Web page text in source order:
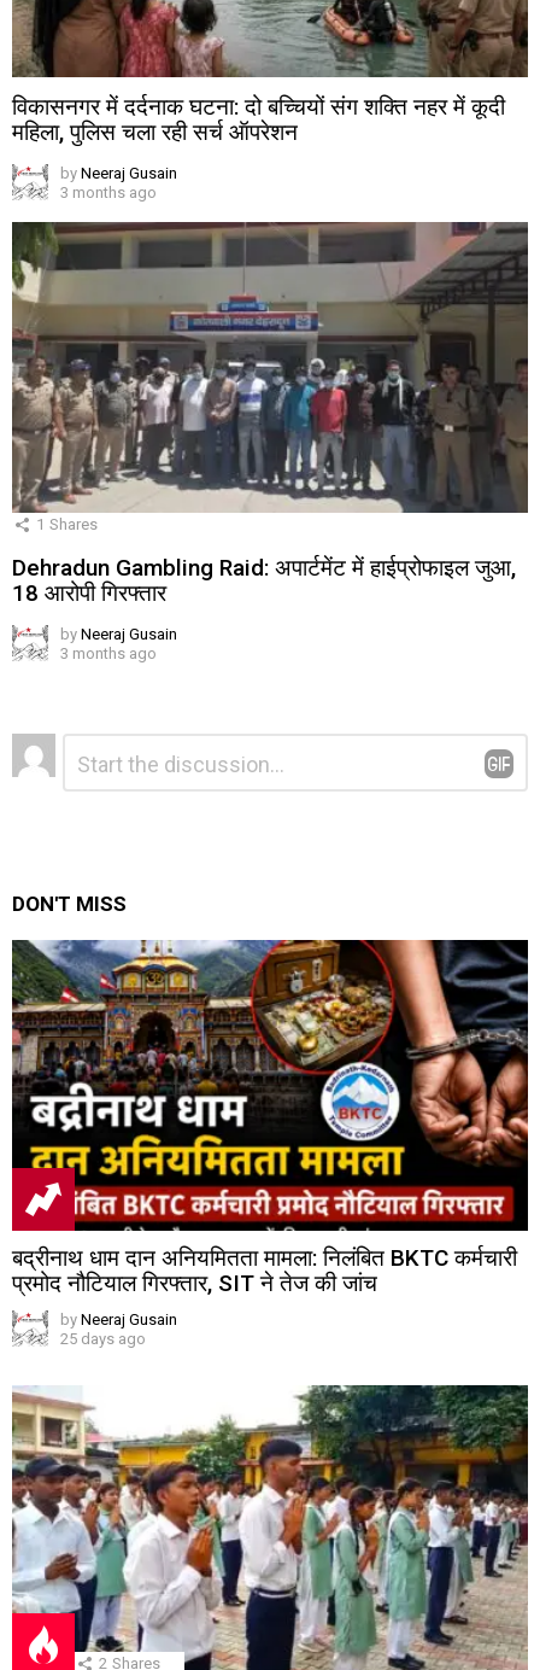
विकासनगर में दर्दनाक घटना: दो बच्चियों संग शक्ति नहर में कूदी
महिला, पुलिस चला रही सर्च ऑपरेशन
by Neeraj Gusain
3 months ago
1 Shares
Dehradun Gambling Raid: अपार्टमेंट में हाईप्रोफाइल जुआ,
18 आरोपी गिरफ्तार
by Neeraj Gusain
3 months ago
Leave
a
Reply
Comment
DON'T MISS
बद्रीनाथ धाम दान अनियमितता मामला: निलंबित BKTC कर्मचारी
प्रमोद नौटियाल गिरफ्तार, SIT ने तेज की जांच
by Neeraj Gusain
25 days ago
2 Shares